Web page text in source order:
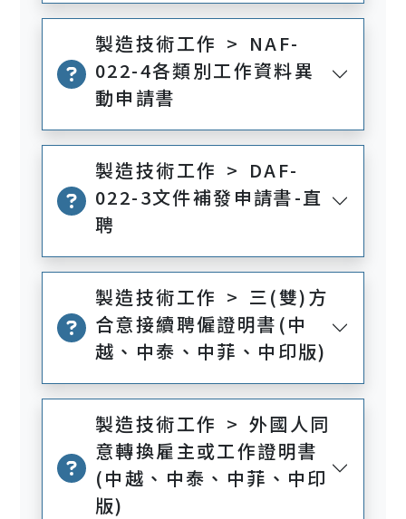
製造技術工作 > NAF-
022-4各類別工作資料異
動申請書
製造技術工作 > DAF-
022-3文件補發申請書-直
聘
製造技術工作 > 三(雙)方
合意接續聘僱證明書(中
越、中泰、中菲、中印版)
製造技術工作 > 外國人同
意轉換雇主或工作證明書
(中越、中泰、中菲、中印
版)